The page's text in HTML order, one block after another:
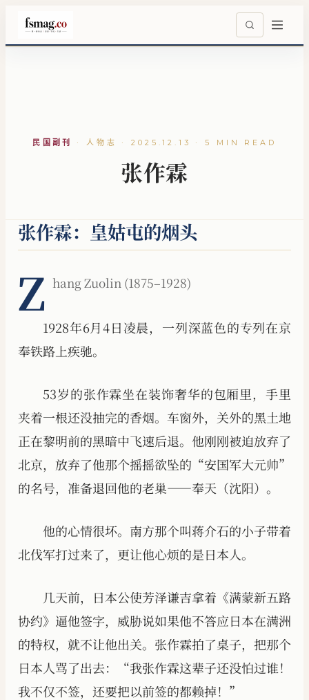
民国副刊 ·人物志 · 2025.12.13 · 5 MIN READ
张作霖
张作霖：皇姑屯的烟头
Z hang Zuolin (1875–1928)
1928年6月4日凌晨，一列深蓝色的专列在京
奉铁路上疾驰。
53岁的张作霖坐在装饰奢华的包厢里，手里
夹着一根还没抽完的香烟。车窗外，关外的黑土地
正在黎明前的黑暗中飞速后退。他刚刚被迫放弃了
北京，放弃了他那个摇摇欲坠的“安国军大元帅”
的名号，准备退回他的老巢——奉天（沈阳）。
他的心情很坏。南方那个叫蒋介石的小子带着
北伐军打过来了，更让他心烦的是日本人。
几天前，日本公使芳泽谦吉拿着《满蒙新五路
协约》逼他签字，威胁说如果他不答应日本在满洲
的特权，就不让他出关。张作霖拍了桌子，把那个
日本人骂了出去：“我张作霖这辈子还没怕过谁！
我不仅不签，还要把以前签的都赖掉！”